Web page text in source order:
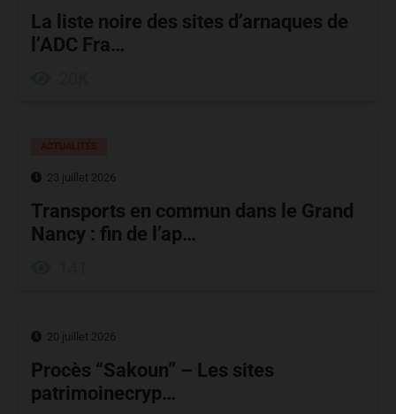
La liste noire des sites d’arnaques de
l’ADC Fra…
23 juillet 2026
Transports en commun dans le Grand
Nancy : fin de l’ap…
20 juillet 2026
Procès “Sakoun” – Les sites
patrimoinecryp…